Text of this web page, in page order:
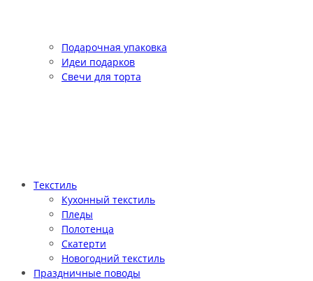
Подарочная упаковка
Идеи подарков
Свечи для торта
Текстиль
Кухонный текстиль
Пледы
Полотенца
Скатерти
Новогодний текстиль
Праздничные поводы